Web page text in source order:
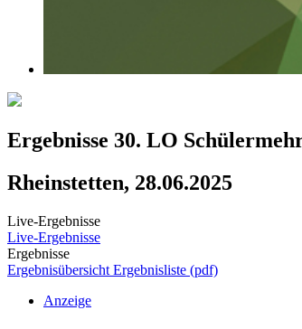
Ergebnisse 30. LO
Rheinstetten, 28.06.2025
Live-Ergebnisse
Live-Ergebnisse
Ergebnisse
Ergebnisübersicht Ergebnisliste (pdf)
Anzeige